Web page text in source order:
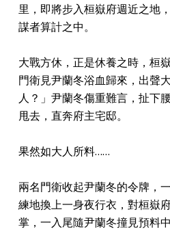
里，即將步入桓嶽府週近之地
謀者算計之中。
大戰方休，正是休養之時，桓
門衛見尹蘭冬浴血歸來，出聲
人？」尹蘭冬傷重難言，扯下
甩去，直奔府主宅邸。
果然如大人所料……
兩名門衛收起尹蘭冬的令牌，
練地換上一身夜行衣，對桓嶽
掌，一入尾隨尹蘭冬撞見預料中